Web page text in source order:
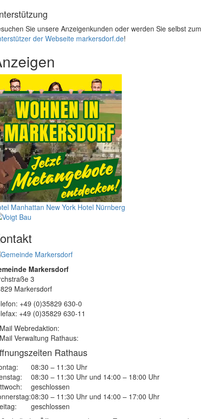
Sie unsere Anzeigenkunden oder werden Sie selbst zum
der Webseite markersdorf.de!
Manhattan New York Hotel Nürnberg
Markersdorf
3
Markersdorf
+49 (0)35829 630-0
+49 (0)35829 630-11
Webredaktion:
Verwaltung Rathaus:
Rathaus
08:30 – 11:30 Uhr
08:30 – 11:30 Uhr und 14:00 – 18:00 Uhr
geschlossen
08:30 – 11:30 Uhr und 14:00 – 17:00 Uhr
geschlossen